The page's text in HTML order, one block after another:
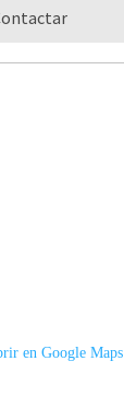
en Google Maps